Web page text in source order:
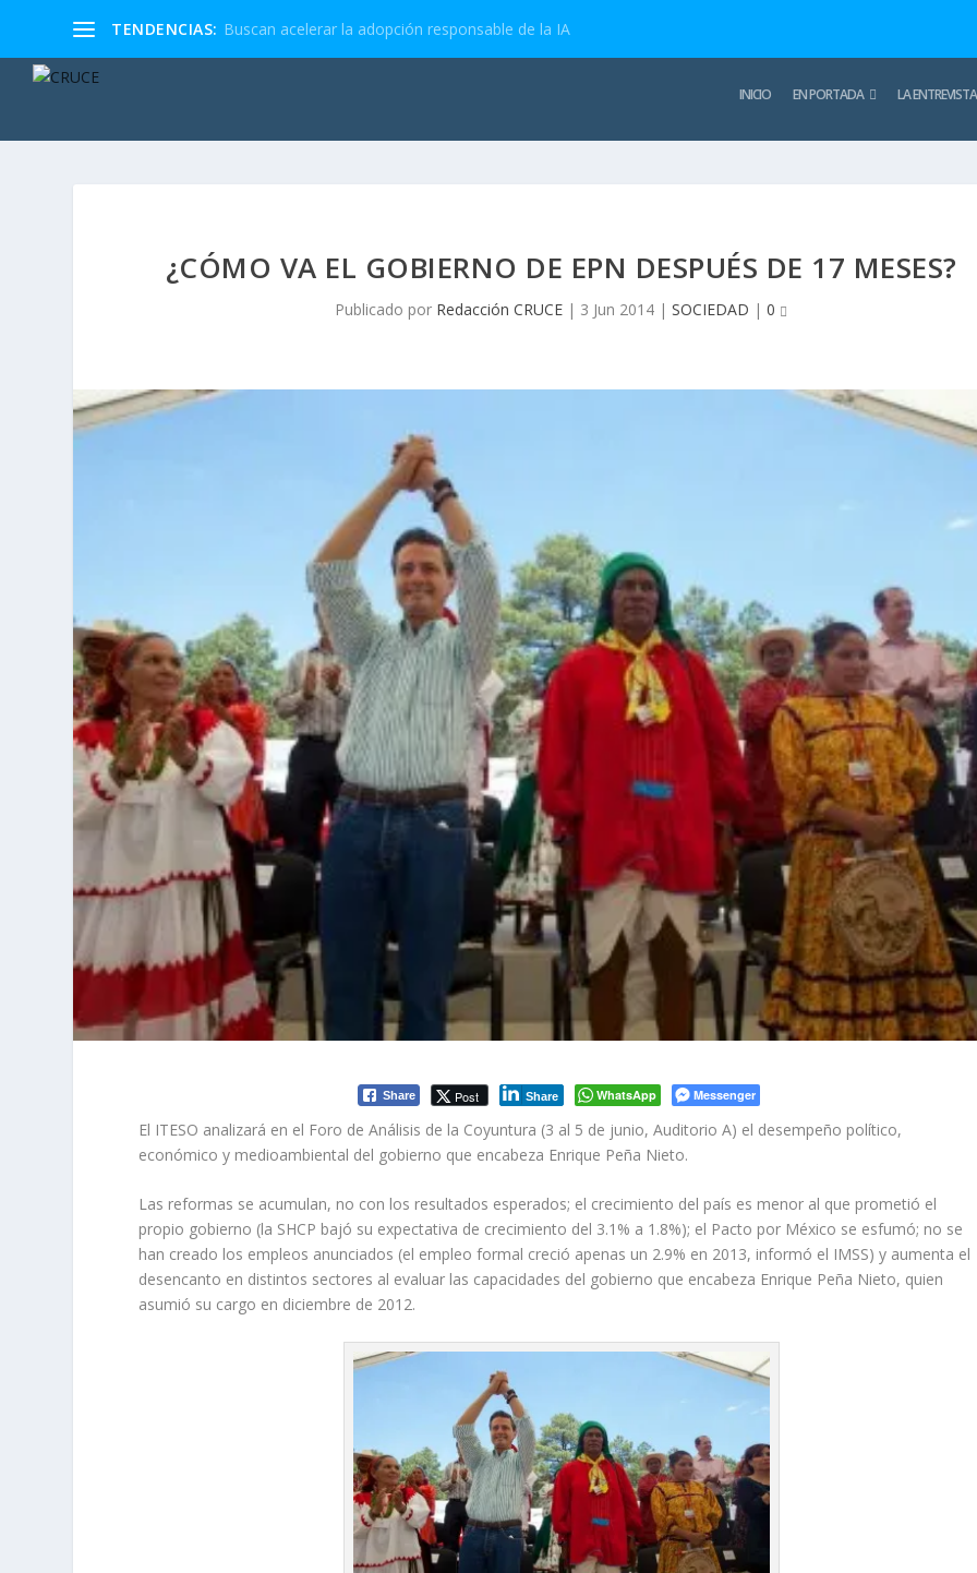
TENDENCIAS: Buscan acelerar la adopción responsable de la IA
INICIO EN PORTADA LA ENTREVISTA
¿CÓMO VA EL GOBIERNO DE EPN DESPUÉS DE 17 MESES?
Publicado por Redacción CRUCE | 3 Jun 2014 |SOCIEDAD |0
Share Post Share WhatsApp Messenger
El ITESO analizará en el Foro de Análisis de la Coyuntura (3 al 5 de junio, Auditorio A) el desempeño político,
económico y medioambiental del gobierno que encabeza Enrique Peña Nieto.
Las reformas se acumulan, no con los resultados esperados; el crecimiento del país es menor al que prometió el
propio gobierno (la SHCP bajó su expectativa de crecimiento del 3.1% a 1.8%); el Pacto por México se esfumó; no se
han creado los empleos anunciados (el empleo formal creció apenas un 2.9% en 2013, informó el IMSS) y aumenta el
desencanto en distintos sectores al evaluar las capacidades del gobierno que encabeza Enrique Peña Nieto, quien
asumió su cargo en diciembre de 2012.